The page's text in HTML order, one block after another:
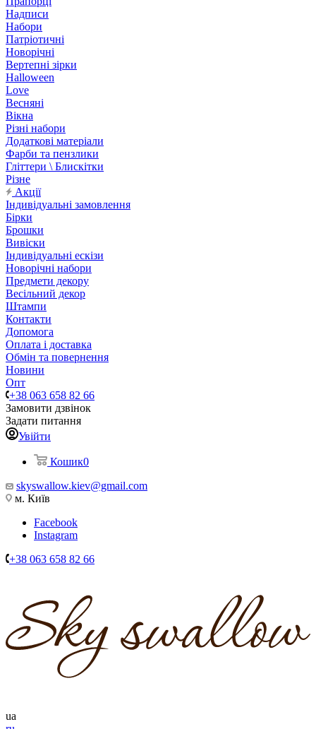
Надписи
Набори
Патріотичні
Новорічні
Вертепні зірки
Halloween
Love
Весняні
Вікна
Різні набори
Додаткові матеріали
Фарби та пензлики
Гліттери \ Блискітки
Різне
Акції
Індивідуальні замовлення
Бірки
Брошки
Вивіски
Індивідуальні ескізи
Новорічні набори
Предмети декору
Весільний декор
Штампи
Контакти
Допомога
Оплата і доставка
Обмін та повернення
Новини
Опт
+38 063 658 82 66
Замовити дзвінок
Задати питання
Увійти
Кошик0
skyswallow.kiev@gmail.com
м. Київ
Facebook
Instagram
+38 063 658 82 66
ua